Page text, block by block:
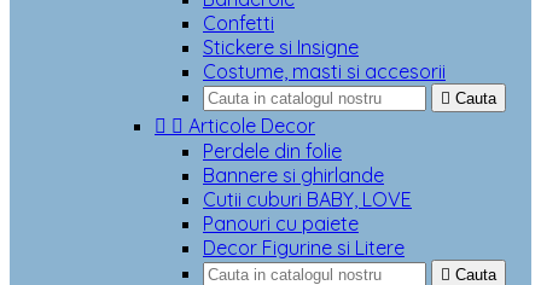
Confetti
Stickere si Insigne
Costume, masti si accesorii
 Cauta
  Articole Decor
Perdele din folie
Bannere si ghirlande
Cutii cuburi BABY, LOVE
Panouri cu paiete
Decor Figurine si Litere
 Cauta